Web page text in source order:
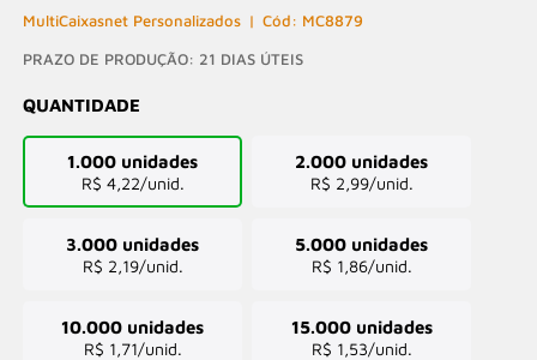
MultiCaixasnet Personalizados MC8879
PRAZO DE PRODUÇÃO: 21 DIAS ÚTEIS
QUANTIDADE
1.000 unidades
R$ 4,22/unid.
2.000 unidades
R$ 2,99/unid.
3.000 unidades
R$ 2,19/unid.
5.000 unidades
R$ 1,86/unid.
10.000 unidades
R$ 1,71/unid.
15.000 unidades
R$ 1,53/unid.